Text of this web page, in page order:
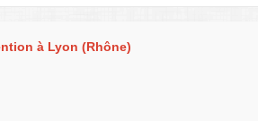
à Lyon (Rhône)